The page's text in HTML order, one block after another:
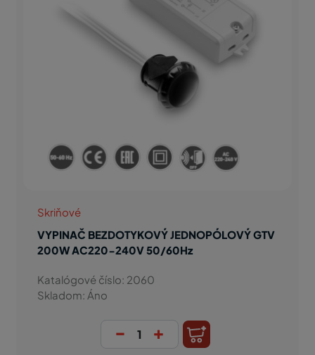
Skriňové
VYPINAČ BEZDOTYKOVÝ JEDNOPÓLOVÝ GTV
200W AC220-240V 50/60Hz
Katalógové číslo: 2060
Skladom: Áno
- +